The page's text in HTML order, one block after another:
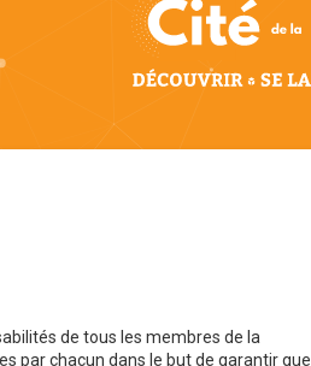
de tous les membres de la
par chacun dans le but de garantir que